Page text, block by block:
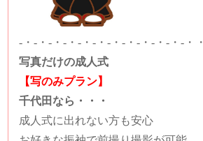
-・-・-・-・-・-・-・-・-・-・-・-・・
写真だけの成人式
【写のみプラン】
千代田なら・・・
成人式に出れない方も安心